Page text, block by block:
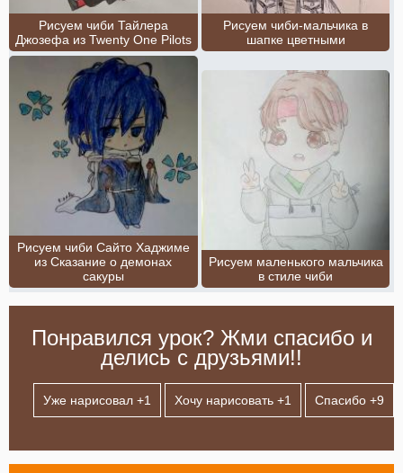
Рисуем чиби Тайлера
Джозефа из Twenty One Pilots
Рисуем чиби-мальчика в
шапке цветными
Рисуем чиби Сайто Хаджиме
из Сказание о демонах
сакуры
Рисуем маленького мальчика
в стиле чиби
Понравился урок? Жми спасибо и
делись с друзьями!!
Уже нарисовал +1 Хочу нарисовать +1 Спасибо +9